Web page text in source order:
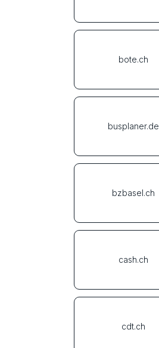
bote.ch
busplaner.de
bzbasel.ch
cash.ch
cdt.ch